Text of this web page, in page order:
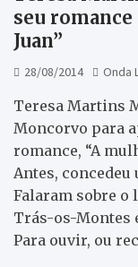
seu romance
Juan”
28/08/2014 Onda
Teresa Martins
Moncorvo para
romance, “A
Antes, concedeu
Falaram sobre o
Trás-os-Montes
Para ouvir, ou